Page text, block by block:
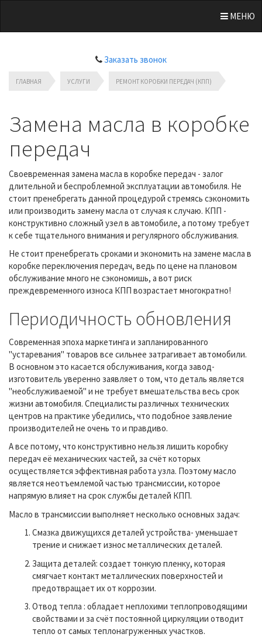
МЕНЮ
Заказать звонок
ГЛАВНАЯ УСЛУГИ РЕМОНТ КОРОБКИ ПЕРЕДАЧ (КПП)
Замена масла в коробке
передач
Своевременная замена масла в коробке передач - залог
длительной и беспроблемной эксплуатации автомобиля. Не
стоит пренебрегать данной процедурой стремясь сэкономить
или производить замену масла от случая к случаю. КПП -
конструктивно сложный узел в автомобиле, а потому требует
к себе тщательного внимания и регулярного обслуживания.
Не стоит пренебрегать сроками и экономить на замене масла в
коробке переключения передач, ведь по цене на плановом
обслуживание много не сэкономишь, а вот риск
преждевременного износа КПП возрастает многократно!
Периодичность обновления
Современная эпоха маркетинга и запланированного
"устаревания" товаров все сильнее затрагивает автомобили.
В основном это касается обслуживания, когда завод-
изготовитель уверенно заявляет о том, что деталь является
"необслуживаемой" и не требует вмешательства весь срок
жизни автомобиля. Специалисты различных технических
центров на практике убедились, что подобное заявление
производителей не очень то и правдиво.
А все потому, что конструктивно нельзя лишить коробку
передач её механических частей, за счёт которых
осуществляется эффективная работа узла. Поэтому масло
является неотъемлемой частью трансмиссии, которое
напрямую влияет на срок службы деталей КПП.
Масло в трансмиссии выполняет несколько основных задач:
Смазка движущихся деталей устройства- уменьшает
трение и снижает износ металлических деталей.
Защита деталей: создает тонкую пленку, которая
смягчает контакт металлических поверхностей и
предотвращает их от коррозии.
Отвод тепла : обладает неплохими теплопроводящими
свойствами и за счёт постоянной циркуляции отводит
тепло от самых теплонагруженных участков.